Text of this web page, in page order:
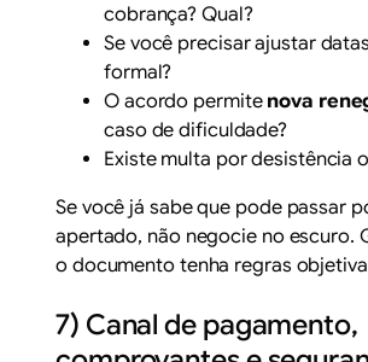
cobrança? Qual?
Se você precisar ajustar
formal?
O acordo permite nova
caso de dificuldade?
Existe multa por desistência
Se você já sabe que pode passar
apertado, não negocie no escuro.
o documento tenha regras
7) Canal de pagamento,